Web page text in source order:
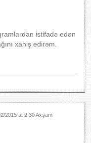
istifadə edən
xahiş edirəm.
2015 at 2:30 Axşam